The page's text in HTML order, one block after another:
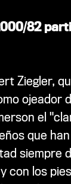
82
Ziegler,
ojeador
el
que
siempre
con los